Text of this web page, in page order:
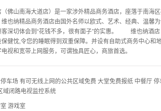
山南海大道店）是一家涉外精品商务酒店，座落于南海
也纳精品商务酒店由国外名师以欧式、艺术、经典、温馨
客深切体会到“花钱不多，很有面子”的实惠。 维也纳酒店
健忱,令您的睡眠得到双重保障。并设有自助式商务中心和
视和宽带上网服务，可谓独具匠心，商旅首选。
车场 有可无线上网的公共区域免费 大堂免费报纸 中餐厅
域闭路电视监控系统
游戏室